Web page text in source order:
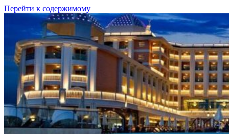
Перейти к содержимому